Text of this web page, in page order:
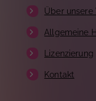
Über unsere
Allgemeine
Lizenzierung
Kontakt